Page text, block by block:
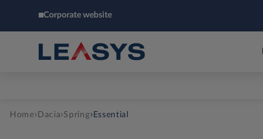
Corporate website
Home› Dacia›Spring› Essential